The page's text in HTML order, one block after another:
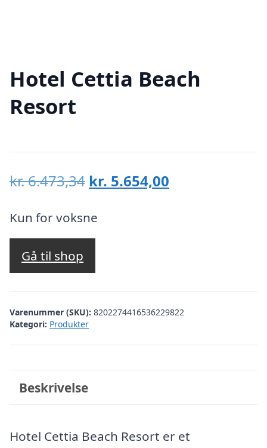
Hotel Cettia Beach
Resort
kr.6.473,34 Den
pris
var:
kr. 5.654,00
Kun for voksne
Gå til shop
Varenummer (SKU): 8202274416536229822
Kategori: Produkter
Beskrivelse
Hotel Cettia Beach Resort er et